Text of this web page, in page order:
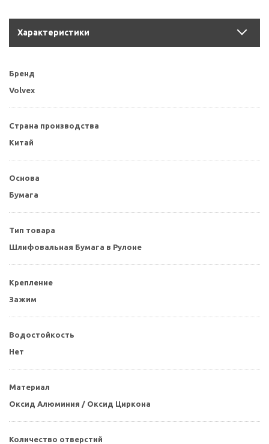
Характеристики
Бренд
Volvex
Страна производства
Китай
Основа
Бумага
Тип товара
Шлифовальная Бумага в Рулоне
Крепление
Зажим
Водостойкость
Нет
Материал
Оксид Алюминия / Оксид Циркона
Количество отверстий